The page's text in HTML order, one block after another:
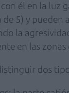
él en la luz
de 5) y pueden
la
en las
dos